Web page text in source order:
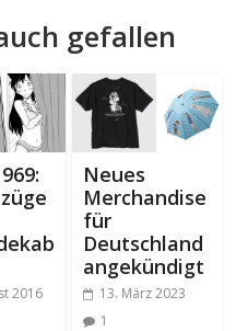
gefallen
2016
Neues
Merchandise
für
Deutschland
angekündigt
13. März 2023
1